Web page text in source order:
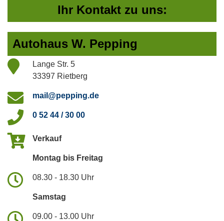
Ihr Kontakt zu uns:
Autohaus W. Pepping
Lange Str. 5
33397 Rietberg
mail@pepping.de
0 52 44 / 30 00
Verkauf
Montag bis Freitag
08.30 - 18.30 Uhr
Samstag
09.00 - 13.00 Uhr